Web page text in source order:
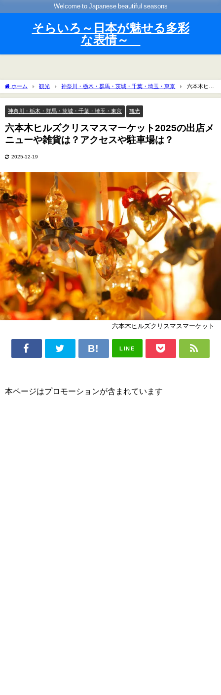
Welcome to Japanese beautiful seasons
そらいろ～日本が魅せる多彩
な表情～
ホーム 観光 神奈川・栃木・群馬・茨城・千葉・埼玉・東京
六本木ヒル
ズクリスマスマーケット2025の出店メニューや雑貨は？アクセスや駐車場は？
神奈川・栃木・群馬・茨城・千葉・埼玉・東京 観光
六本木ヒルズクリスマスマーケット2025の出店メ
ニューや雑貨は？アクセスや駐車場は？
2025-12-19
六本木ヒルズクリスマスマーケット
LINE
本ページはプロモーションが含まれています